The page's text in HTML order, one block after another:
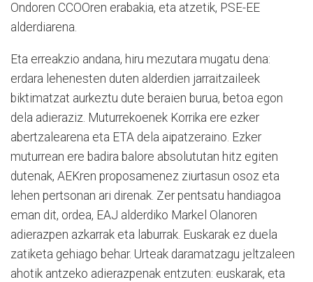
Ondoren CCOOren erabakia, eta atzetik, PSE-EE
alderdiarena.
Eta erreakzio andana, hiru mezutara mugatu dena:
erdara lehenesten duten alderdien jarraitzaileek
biktimatzat aurkeztu dute beraien burua, betoa egon
dela adieraziz. Muturrekoenek Korrika ere ezker
abertzalearena eta ETA dela aipatzeraino. Ezker
muturrean ere badira balore absolututan hitz egiten
dutenak, AEKren proposamenez ziurtasun osoz eta
lehen pertsonan ari direnak. Zer pentsatu handiagoa
eman dit, ordea, EAJ alderdiko Markel Olanoren
adierazpen azkarrak eta laburrak. Euskarak ez duela
zatiketa gehiago behar. Urteak daramatzagu jeltzaleen
ahotik antzeko adierazpenak entzuten: euskarak, eta